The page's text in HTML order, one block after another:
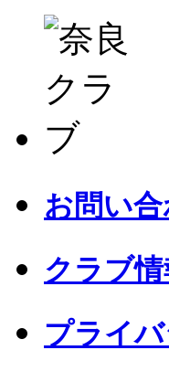
お問い
クラブ情
プライ